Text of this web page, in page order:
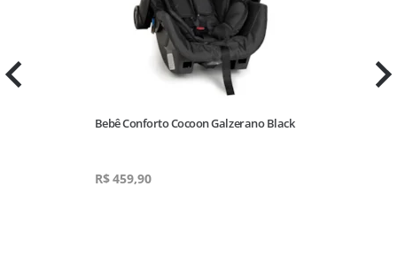
Bebê Conforto Cocoon Galzerano Black
R$459,90